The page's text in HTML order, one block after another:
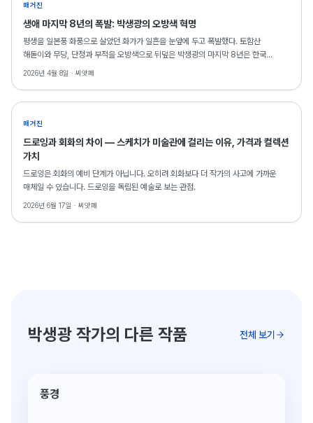
매거진
생애 마지막 8년의 폭발: 박생광의 오방색 혁명
평생을 일본풍 화풍으로 살았던 화가가 일흔을 눈앞에 두고 폭발했다. 토함산
해돋이와 무당, 단청과 부적을 오방색으로 뒤덮은 박생광의 마지막 8년은 한국
현대미술의 가장 극적인 전환 중 하나로 기록된다. SAF 2026에는 그의 드로잉
2026년 4월 8일 · 씨앗페
매거진
드로잉과 회화의 차이 — 스케치가 미술관에 걸리는 이유, 가격과 컬렉션
가치
드로잉은 회화의 예비 단계가 아닙니다. 오히려 회화보다 더 작가의 사고에 가까운
매체일 수 있습니다. 드로잉을 독립된 예술로 보는 관점.
2026년 6월 17일 · 씨앗페
박생광 작가의 다른 작품 전체 보기
풍경